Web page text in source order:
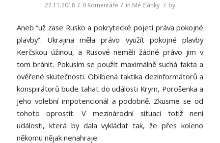
27.11.2018 / 0 Komentáře / in Mé články / by
Aneb “už zase Rusko a pokrytecké pojetí práva pokojné
plavby”. Ukrajina měla právo využít pokojné plavby
Kerčskou úžinou, a Rusové neměli žádné právo jim v
tom bránit. Pokusím se použít maximálně suchá fakta a
ověřené skutečnosti. Oblíbená taktika dezinformátorů a
konspirátorů bude tahat do události Krym, Porošenka a
jeho volební impotencionál a podobně. Zkusme se od
tohoto oprostit. V mezinárodní situaci totiž není
události, která by dala vykládat tak, že přes koleno
někomu nějak nenahraje.